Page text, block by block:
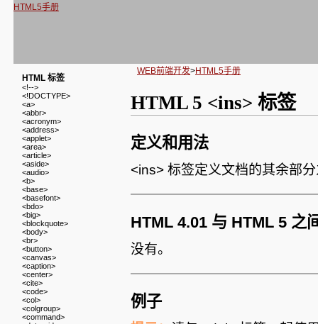
HTML5手册
WEB前端开发>HTML5手册
HTML 标签
<!-->
<!DOCTYPE>
<a>
<abbr>
<acronym>
<address>
<applet>
<area>
<article>
<aside>
<audio>
<b>
<base>
<basefont>
<bdo>
<big>
<blockquote>
<body>
<br>
<button>
<canvas>
<caption>
<center>
<cite>
<code>
<col>
<colgroup>
<command>
HTML 5 <ins> 标签
定义和用法
<ins> 标签定义文档的其余部
HTML 4.01 与 HTML 5 之
没有。
例子